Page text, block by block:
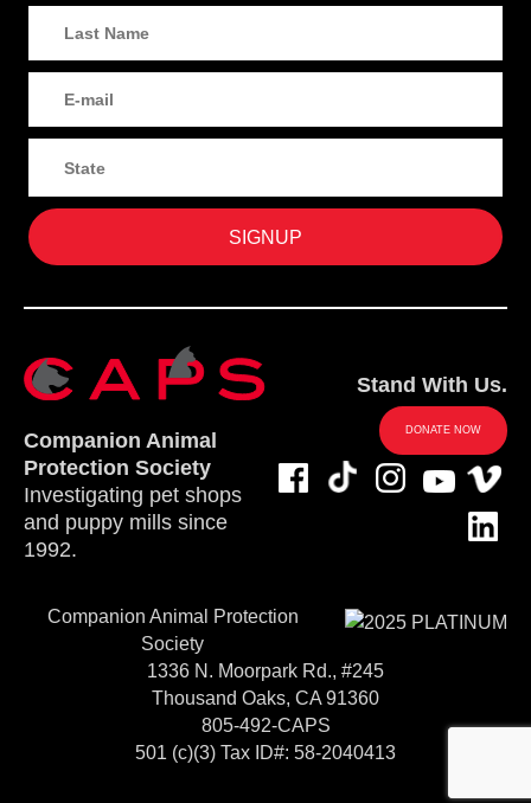
Companion Animal
Protection Society
Investigating pet shops
and puppy mills since
1992.
Stand With Us.
DONATE NOW
Companion Animal Protection
Society
1336 N. Moorpark Rd., #245
Thousand Oaks, CA 91360
805-492-CAPS
501 (c)(3) Tax ID#: 58-2040413